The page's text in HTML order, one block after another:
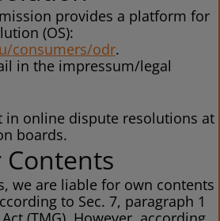
provides a platform for
(OS):
consumers/odr.
in the impressum/legal
in online dispute resolutions at
boards.
we are liable for own contents
to Sec. 7, paragraph 1